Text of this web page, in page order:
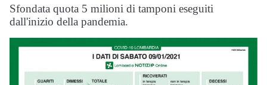
Sfondata quota 5 milioni di tamponi eseguiti
dall'inizio della pandemia.